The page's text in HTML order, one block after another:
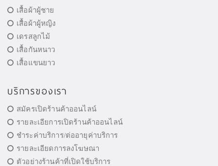
เสื้อผ้าผู้ชาย
เสื้อผ้าผู้หญิง
เดรสลูกไม้
เสื้อกันหนาว
เสื้อแขนยาว
บริการของเรา
สมัครเปิดร้านค้าออนไลน์
รายละเอียการเปิดร้านค้าออนไลน์
ชำระค่าบริการ/ต่ออายุค่าบริการ
รายละเอียดการลงโฆษณา
ตัวอย่างร้านค้าที่เปิดใช้บริการ